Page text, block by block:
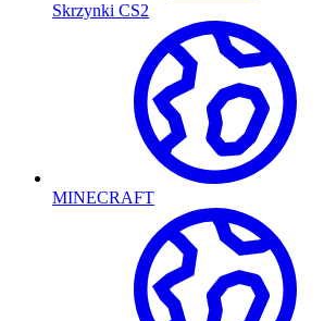
Skrzynki CS2
MINECRAFT